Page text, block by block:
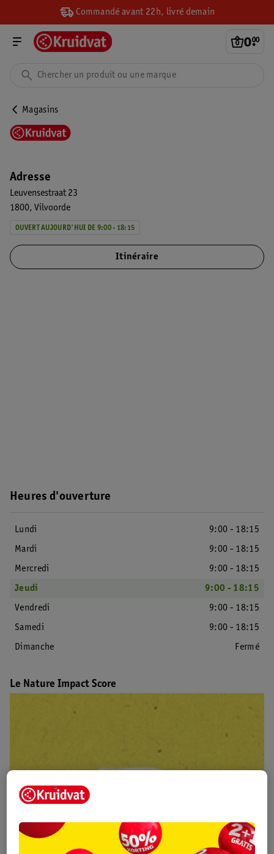
Commandé avant 22h, livré demain
0.
00
Magasins
Adresse
Leuvensestraat 23
1800 Vilvoorde
OUVERT AUJOURD'HUI DE 9:00 - 18:15
Itinéraire
Heures d'ouverture
Lundi
9:00 - 18:15
Mardi
9:00 - 18:15
Mercredi
9:00 - 18:15
Jeudi
9:00 - 18:15
Vendredi
9:00 - 18:15
Samedi
9:00 - 18:15
Dimanche
Fermé
Le Nature Impact Score